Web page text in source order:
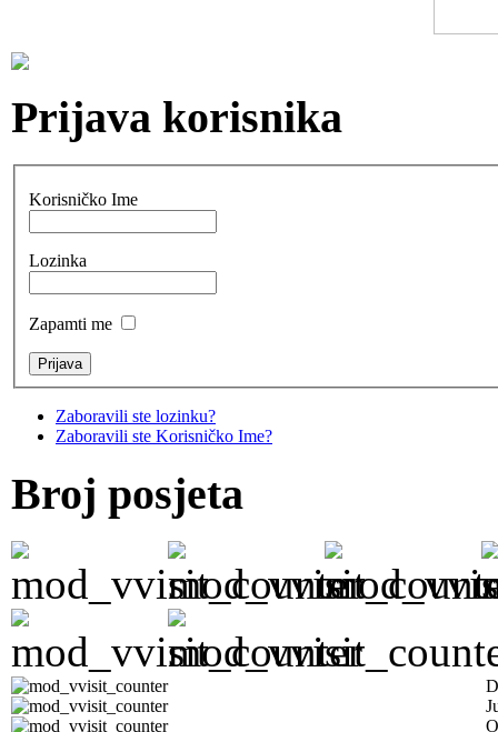
Prijava korisnika
Korisničko Ime
Lozinka
Zapamti me
Zaboravili ste lozinku?
Zaboravili ste Korisničko Ime?
Broj posjeta